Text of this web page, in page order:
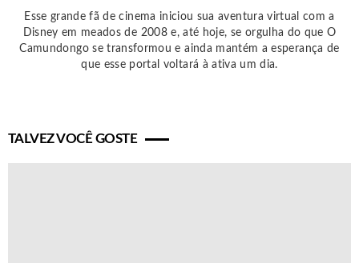
Esse grande fã de cinema iniciou sua aventura virtual com a
Disney em meados de 2008 e, até hoje, se orgulha do que O
Camundongo se transformou e ainda mantém a esperança de
que esse portal voltará à ativa um dia.
TALVEZ VOCÊ GOSTE